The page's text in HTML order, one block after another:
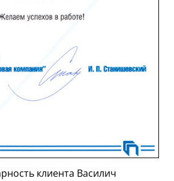
клиента Василич